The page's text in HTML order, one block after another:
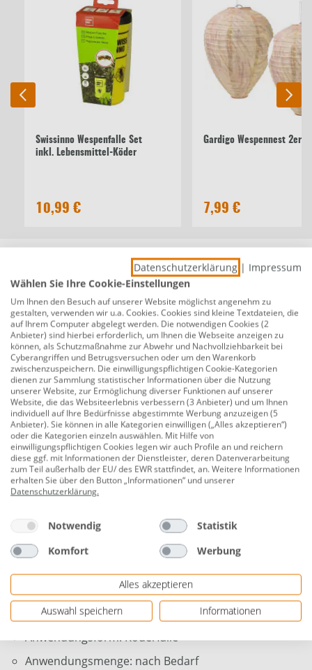
Swissinno Wespenfalle Set
inkl. Lebensmittel-Köder
10,99 €
Gardigo Wespennest 2er-
7,99 €
Permanent Wespenfalle - 1 Stk.
Produktnummer:0688501113
Attraktive Falle zum sicheren Abfangen von Wespen im
Außen- und Innenbereich. Zum Aufhängen oder
Aufstellen. Spezielle Konstruktion verhindert, dass
Schmetterlinge gefangen werden. Transparentes
Fallenoberteil ermöglicht leichte Kontrolle.
Lediglich gegen die nicht unter Naturschutz gestellte
"deutsche Wespe" und die "gemeine Wespe" dürfen die
Mittel verwendet werden. Unter Naturschutz stehende
geschützte Arten dürfen auf keinen Fall bekämpft
werden. Zudem ist eine Anwendung nur gestattet,
eine Gefahr im Sinne des Bundesnaturschutzgesetzes
Anwendungsbereich: fängt Wespen
Einsatzbereich: im Außen- und Innenbereich
Anwendungsform: Köderfalle
Anwendungsmenge: nach Bedarf
Datenschutzerklärung | Impressum
Wählen Sie Ihre Cookie-Einstellungen
Um Ihnen den Besuch auf unserer Website möglichst angenehm zu
gestalten, verwenden wir u.a. Cookies. Cookies sind kleine Textdateien, die
auf Ihrem Computer abgelegt werden. Die notwendigen Cookies (2
Anbieter) sind hierbei erforderlich, um Ihnen die Webseite anzeigen zu
können, als Schutzmaßnahme zur Abwehr und Nachvollziehbarkeit bei
Cyberangriffen und Betrugsversuchen oder um den Warenkorb
zwischenzuspeichern. Die einwilligungspflichtigen Cookie-Kategorien
dienen zur Sammlung statistischer Informationen über die Nutzung
unserer Website, zur Ermöglichung diverser Funktionen auf unserer
Website, die das Websiteerlebnis verbessern (3 Anbieter) und um Ihnen
individuell auf Ihre Bedürfnisse abgestimmte Werbung anzuzeigen (5
Anbieter). Sie können in alle Kategorien einwilligen („Alles akzeptieren“)
oder die Kategorien einzeln auswählen. Mit Hilfe von
einwilligungspflichtigen Cookies legen wir auch Profile an und reichern
diese ggf. mit Informationen der Dienstleister, deren Datenverarbeitung
zum Teil außerhalb der EU/ des EWR stattfindet, an. Weitere Informationen
erhalten Sie über den Button „Informationen“ und unserer
Datenschutzerklärung.
Notwendig
Statistik
Komfort
Werbung
Alles akzeptieren
Auswahl speichern
Informationen